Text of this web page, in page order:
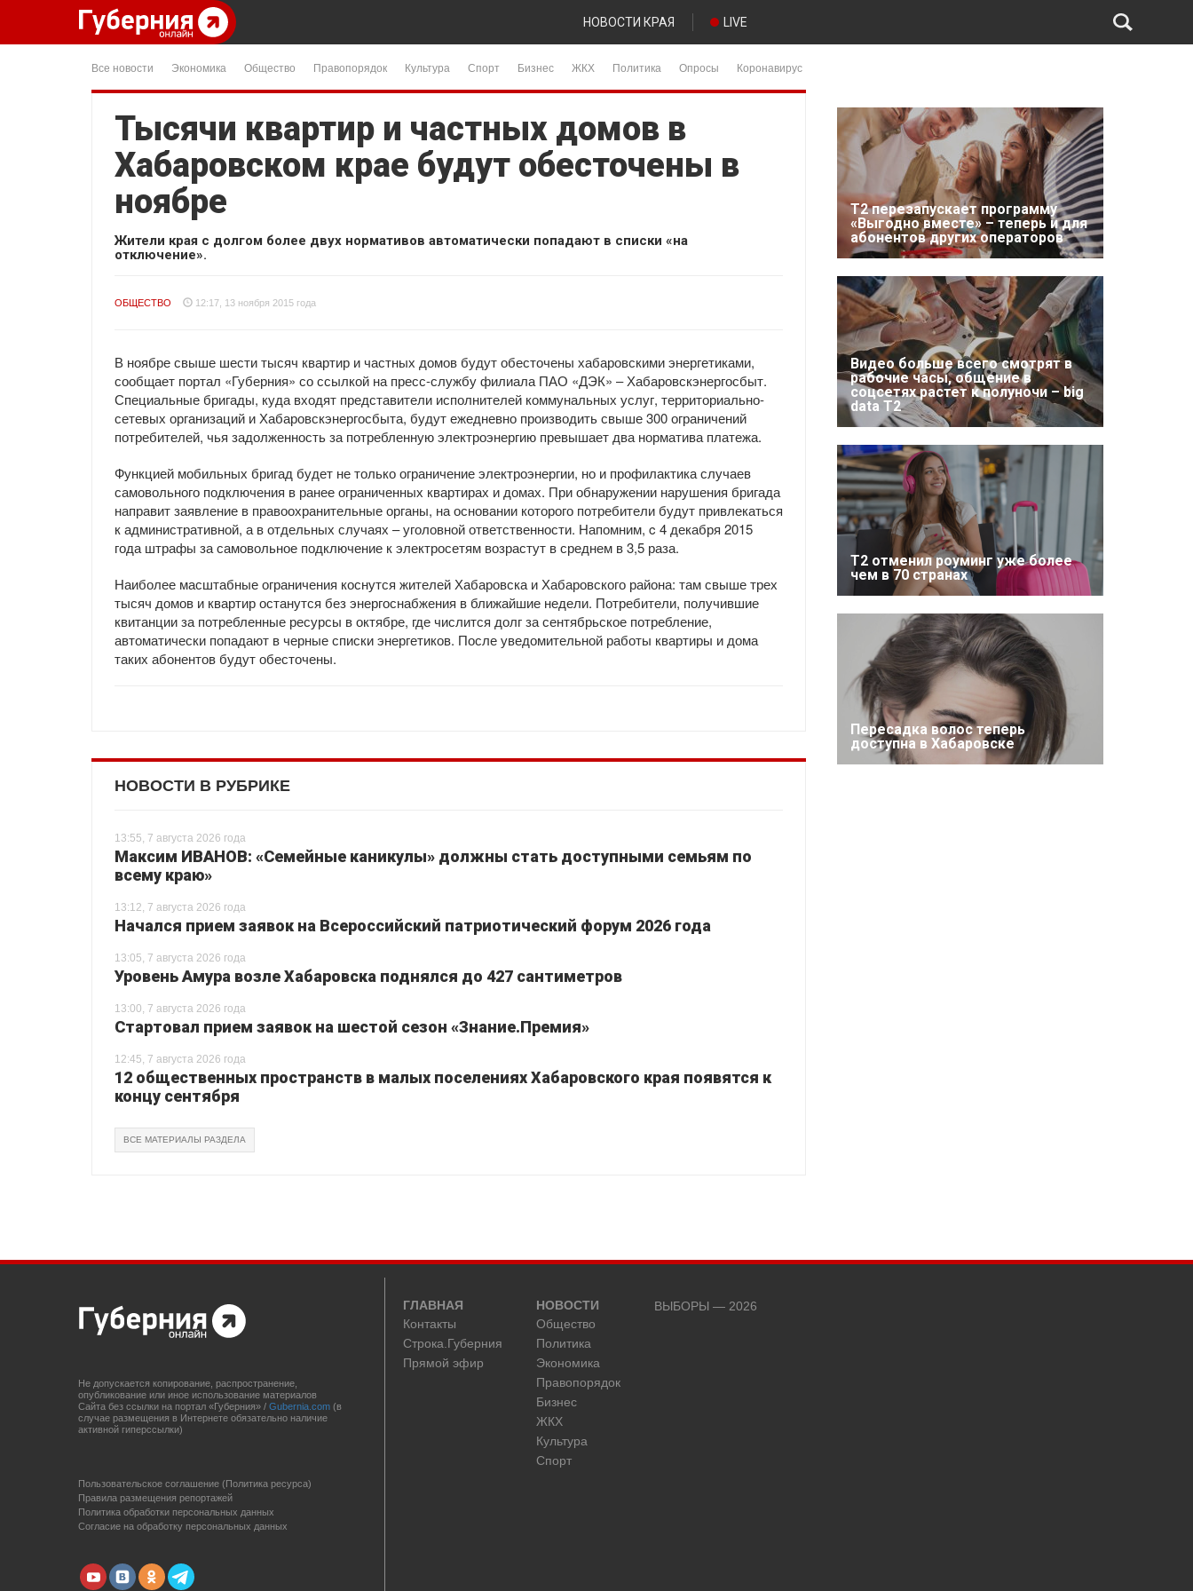
НОВОСТИ КРАЯ LIVE
Все новости Экономика Общество Правопорядок Культура Спорт Бизнес ЖКХ Политика Опросы Коронавирус
Тысячи квартир и частных домов в
Хабаровском крае будут обесточены в
ноябре
Жители края с долгом более двух нормативов автоматически попадают в списки «на
отключение».
ОБЩЕСТВО 12:17, 13 ноября 2015 года
В ноябре свыше шести тысяч квартир и частных домов будут обесточены хабаровскими энергетиками,
сообщает портал «Губерния» со ссылкой на пресс-службу филиала ПАО «ДЭК» – Хабаровскэнергосбыт.
Специальные бригады, куда входят представители исполнителей коммунальных услуг, территориально-
сетевых организаций и Хабаровскэнергосбыта, будут ежедневно производить свыше 300 ограничений
потребителей, чья задолженность за потребленную электроэнергию превышает два норматива платежа.
Функцией мобильных бригад будет не только ограничение электроэнергии, но и профилактика случаев
самовольного подключения в ранее ограниченных квартирах и домах. При обнаружении нарушения бригада
направит заявление в правоохранительные органы, на основании которого потребители будут привлекаться
к административной, а в отдельных случаях – уголовной ответственности. Напомним, c 4 декабря 2015
года штрафы за самовольное подключение к электросетям возрастут в среднем в 3,5 раза.
Наиболее масштабные ограничения коснутся жителей Хабаровска и Хабаровского района: там свыше трех
тысяч домов и квартир останутся без энергоснабжения в ближайшие недели. Потребители, получившие
квитанции за потребленные ресурсы в октябре, где числится долг за сентябрьское потребление,
автоматически попадают в черные списки энергетиков. После уведомительной работы квартиры и дома
таких абонентов будут обесточены.
НОВОСТИ В РУБРИКЕ
13:55, 7 августа 2026 года
Максим ИВАНОВ: «Семейные каникулы» должны стать доступными семьям по
всему краю»
13:12, 7 августа 2026 года
Начался прием заявок на Всероссийский патриотический форум 2026 года
13:05, 7 августа 2026 года
Уровень Амура возле Хабаровска поднялся до 427 сантиметров
13:00, 7 августа 2026 года
Стартовал прием заявок на шестой сезон «Знание.Премия»
12:45, 7 августа 2026 года
12 общественных пространств в малых поселениях Хабаровского края появятся к
концу сентября
ВСЕ МАТЕРИАЛЫ РАЗДЕЛА
Т2 перезапускает программу
«Выгодно вместе» – теперь и для
абонентов других операторов
Видео больше всего смотрят в
рабочие часы, общение в
соцсетях растет к полуночи – big
data T2
Т2 отменил роуминг уже более
чем в 70 странах
Пересадка волос теперь
доступна в Хабаровске
Не допускается копирование, распространение,
опубликование или иное использование материалов
Сайта без ссылки на портал «Губерния» / Gubernia.com (в
случае размещения в Интернете обязательно наличие
активной гиперссылки)
Пользовательское соглашение (Политика ресурса)
Правила размещения репортажей
Политика обработки персональных данных
Согласие на обработку персональных данных
ГЛАВНАЯ
Контакты
Строка.Губерния
Прямой эфир
НОВОСТИ
Общество
Политика
Экономика
Правопорядок
Бизнес
ЖКХ
Культура
Спорт
ВЫБОРЫ — 2026